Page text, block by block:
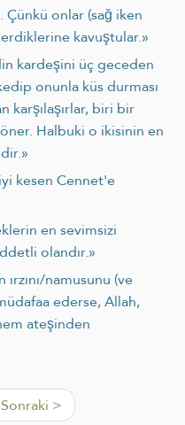
onlar (sağ iken
kavuştular.»
kardeşini üç geceden
onunla küs durması
karşılaşırlar, biri bir
Halbuki o ikisinin en
kesen Cennet'e
en sevimsizi
olandır.»
namusunu (ve
ederse, Allah,
ateşinden
Sonraki >